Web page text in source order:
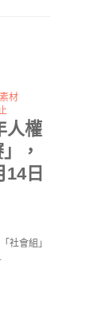
人權
，
日
社會組」